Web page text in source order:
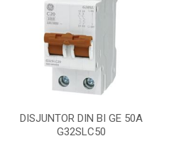
DISJUNTOR DIN BI GE 50A
G32SLC50